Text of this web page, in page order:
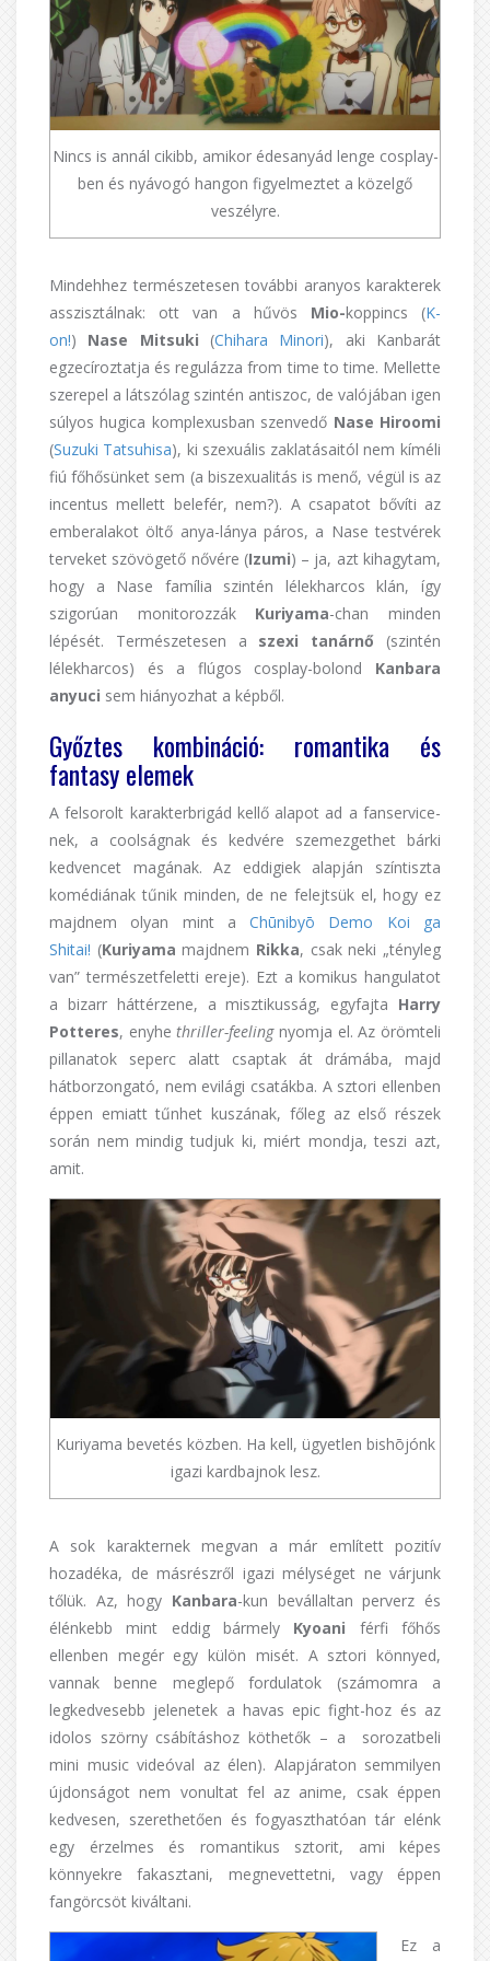
Nincs is annál cikibb, amikor édesanyád lenge cosplay-
ben és nyávogó hangon figyelmeztet a közelgő
veszélyre.
Mindehhez természetesen további aranyos karakterek
asszisztálnak: ott van a hűvös Mio-koppincs (K-
on!) Nase Mitsuki (Chihara Minori), aki Kanbarát
egzecíroztatja és regulázza from time to time. Mellette
szerepel a látszólag szintén antiszoc, de valójában igen
súlyos hugica komplexusban szenvedő Nase Hiroomi
(Suzuki Tatsuhisa), ki szexuális zaklatásaitól nem kíméli
fiú főhősünket sem (a biszexualitás is menő, végül is az
incentus mellett belefér, nem?). A csapatot bővíti az
emberalakot öltő anya-lánya páros, a Nase testvérek
terveket szövögető nővére (Izumi) – ja, azt kihagytam,
hogy a Nase família szintén lélekharcos klán, így
szigorúan monitorozzák Kuriyama-chan minden
lépését. Természetesen a szexi tanárnő (szintén
lélekharcos) és a flúgos cosplay-bolond Kanbara
anyuci sem hiányozhat a képből.
Győztes kombináció: romantika és
fantasy elemek
A felsorolt karakterbrigád kellő alapot ad a fanservice-
nek, a coolságnak és kedvére szemezgethet bárki
kedvencet magának. Az eddigiek alapján színtiszta
komédiának tűnik minden, de ne felejtsük el, hogy ez
majdnem olyan mint aChūnibyō Demo Koi ga
Shitai! (Kuriyama majdnem Rikka, csak neki „tényleg
van” természetfeletti ereje). Ezt a komikus hangulatot
a bizarr háttérzene, a misztikusság, egyfajta Harry
Potteres, enyhethriller-feelingnyomja el. Az örömteli
pillanatok seperc alatt csaptak át drámába, majd
hátborzongató, nem evilági csatákba. A sztori ellenben
éppen emiatt tűnhet kuszának, főleg az első részek
során nem mindig tudjuk ki, miért mondja, teszi azt,
amit.
Kuriyama bevetés közben. Ha kell, ügyetlen bishōjónk
igazi kardbajnok lesz.
A sok karakternek megvan a már említett pozitív
hozadéka, de másrészről igazi mélységet ne várjunk
tőlük. Az, hogy Kanbara-kun bevállaltan perverz és
élénkebb mint eddig bármely Kyoani férfi főhős
ellenben megér egy külön misét. A sztori könnyed,
vannak benne meglepő fordulatok (számomra a
legkedvesebb jelenetek a havas epic fight-hoz és az
idolos szörny csábításhoz köthetők – a sorozatbeli
mini music videóval az élen). Alapjáraton semmilyen
újdonságot nem vonultat fel az anime, csak éppen
kedvesen, szerethetően és fogyaszthatóan tár elénk
egy érzelmes és romantikus sztorit, ami képes
könnyekre fakasztani, megnevettetni, vagy éppen
fangörcsöt kiváltani.
Ez a